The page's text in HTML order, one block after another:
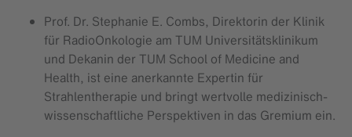
Prof. Dr. Stephanie E. Combs, Direktorin der Klinik
für RadioOnkologie am TUM Universitätsklinikum
und Dekanin der TUM School of Medicine and
Health, ist eine anerkannte Expertin für
Strahlentherapie und bringt wertvolle medizinisch-
wissenschaftliche Perspektiven in das Gremium ein.